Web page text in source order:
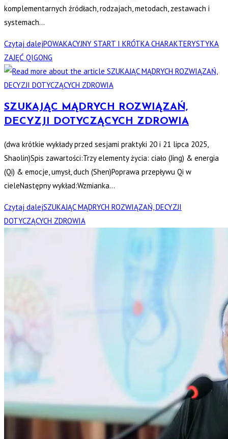
komplementarnych źródłach, rodzajach, metodach, zestawach i
systemach…
Czytaj dalejPOWAKACYJNY START I KRÓTKA CHARAKTERYSTYKA
ZAJĘĆ QIGONG
SZUKAJĄC MĄDRYCH ROZWIĄZAŃ,
DECYZJI DOTYCZĄCYCH ZDROWIA
(dwa krótkie wykłady przed sesjami praktyki 20 i 21 lipca 2025,
Shaolin)Spis zawartości:Trzy elementy życia: ciało (Jing) & energia
(Qi) & emocje, umysł, duch (Shen)Poprawa przepływu Qi w
cieleNastępny wykład:Wzmianka…
Czytaj dalejSZUKAJĄC MĄDRYCH ROZWIĄZAŃ, DECYZJI
DOTYCZĄCYCH ZDROWIA